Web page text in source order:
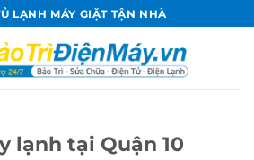
LẠNH MÁY GIẶT TẬN NHÀ
lạnh tại Quận 10